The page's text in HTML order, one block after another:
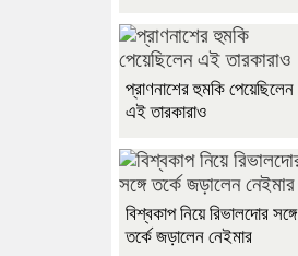
প্রাণনাশের হুমকি পেয়েছিলেন
এই তারকারাও
বিশ্বকাপ নিয়ে রিভালদোর সঙ্গে
তর্কে জড়ালেন নেইমার